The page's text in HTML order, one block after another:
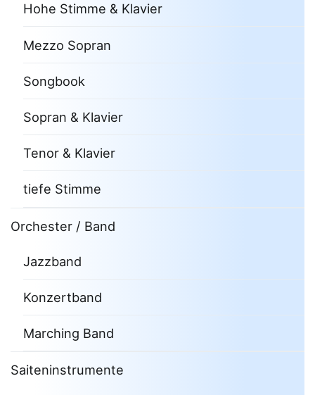
Hohe Stimme & Klavier
Mezzo Sopran
Songbook
Sopran & Klavier
Tenor & Klavier
tiefe Stimme
Orchester / Band
Jazzband
Konzertband
Marching Band
Saiteninstrumente